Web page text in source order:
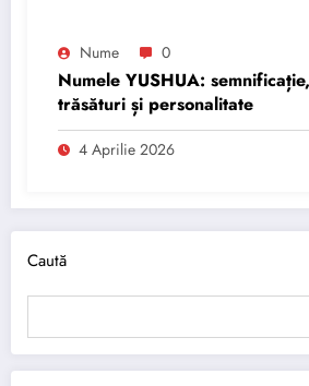
Nume 0
Numele YUSHUA:
trăsături și personalitate
4 Aprilie 2026
Caută